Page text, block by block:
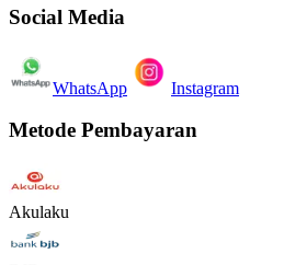
Social Media
WhatsApp Instagram
Metode Pembayaran
Akulaku